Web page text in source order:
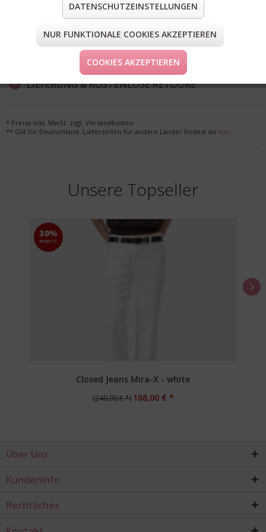
teilen
pin it mail teilen
FORM & GRÖSSE
LIEFERUNG & KOSTENLOSE RETOURE
* Preise inkl. MwSt. zzgl. Versandkosten
** Gilt für Deutschland. Lieferzeiten für andere Länder findest du hier.
Unsere Topseller
30%
RABATT
Closed Jeans Mira-X - white
(240,00 € *) 168,00 € *
Über Uns
Kundeninfo
Rechtliches
DATENSCHUTZEINSTELLUNGEN
NUR FUNKTIONALE COOKIES AKZEPTIEREN
COOKIES AKZEPTIEREN